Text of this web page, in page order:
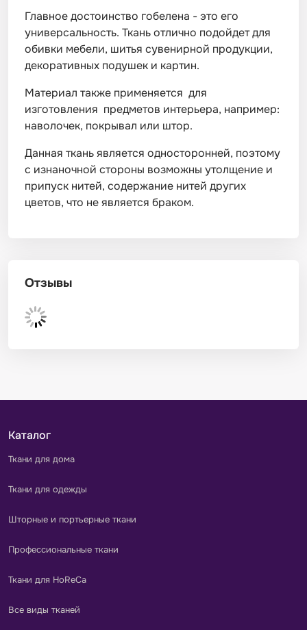
Главное достоинство гобелена - это его
универсальность. Ткань отлично подойдет для
обивки мебели, шитья сувенирной продукции,
декоративных подушек и картин.
Материал также применяется для
изготовления предметов интерьера, например:
наволочек, покрывал или штор.
Данная ткань является односторонней, поэтому
с изнаночной стороны возможны утолщение и
припуск нитей, содержание нитей других
цветов, что не является браком.
Отзывы
Каталог
Ткани для дома
Ткани для одежды
Шторные и портьерные ткани
Профессиональные ткани
Ткани для HoReCa
Все виды тканей